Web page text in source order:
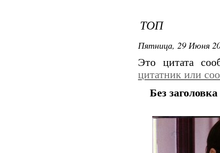
ТОП
Пятница, 29 Июня
Это цитата
цитатник или
Без заголовка